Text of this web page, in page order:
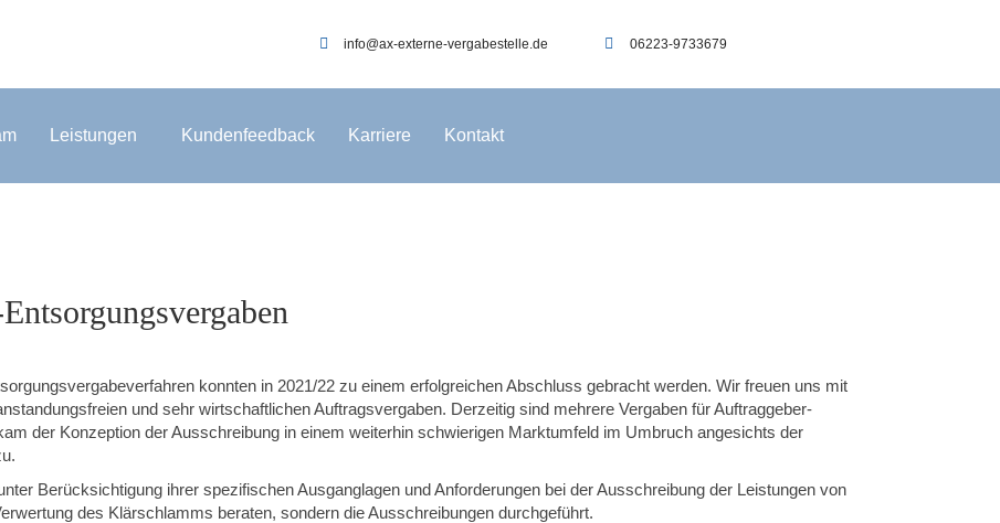
info@ax-externe-vergabestelle.de 06223-9733679
Leistungen Kundenfeedback Karriere Kontakt
konnten in 2021/22 zu einem erfolgreichen Abschluss gebracht werden. Wir freuen uns mit
und sehr wirtschaftlichen Auftragsvergaben. Derzeitig sind mehrere Vergaben für Auftraggeber-
der Konzeption der Ausschreibung in einem weiterhin schwierigen Marktumfeld im Umbruch angesichts der
Berücksichtigung ihrer spezifischen Ausganglagen und Anforderungen bei der Ausschreibung der Leistungen von
des Klärschlamms beraten, sondern die Ausschreibungen durchgeführt.